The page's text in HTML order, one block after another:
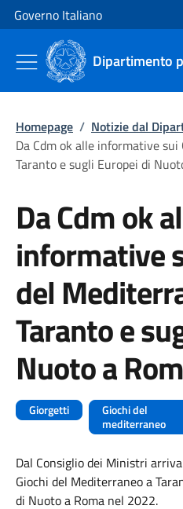
Vai al contenuto
Vai alla navigazione del sito
Governo Italiano
Dipartimento
Homepage / Notizie dal
Da Cdm ok alle informative
Taranto e sugli Europei di
Da Cdm ok
informative
del
Taranto e
Nuoto a
Giorgetti
Giochi del
mediterraneo
Dal Consiglio dei Ministri
Giochi del Mediterraneo a
di Nuoto a Roma nel 2022.